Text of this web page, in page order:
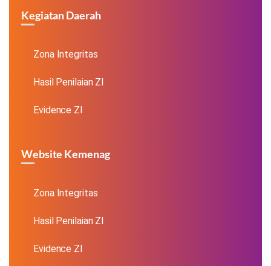
Kegiatan Daerah
Zona Integritas
Hasil Penilaian ZI
Evidence ZI
Website Kemenag
Zona Integritas
Hasil Penilaian ZI
Evidence ZI